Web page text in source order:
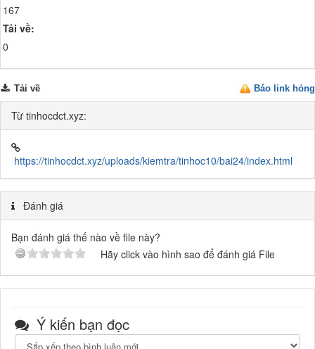
167
Tải về:
0
Báo link hỏng
Tải về
Từ tinhocdct.xyz:
https://tinhocdct.xyz/uploads/kiemtra/tinhoc10/bai24/index.html
Đánh giá
Bạn đánh giá thế nào về file này?
Hãy click vào hình sao để đánh giá File
Ý kiến bạn đọc